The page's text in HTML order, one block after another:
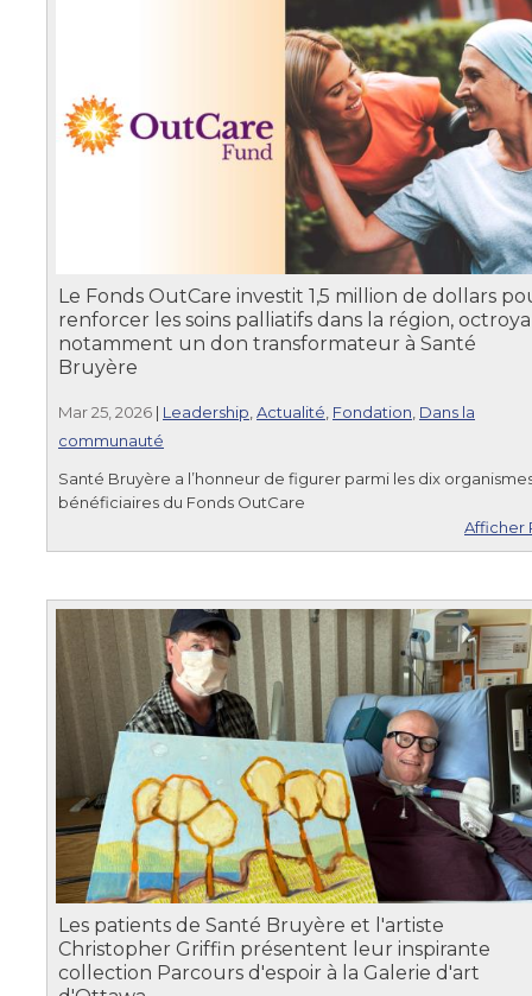
Le Fonds OutCare investit 1,5 million de dollars
renforcer les soins palliatifs dans la région,
notamment un don transformateur à Santé
Bruyère
Mar 25, 2026 | Leadership Actualité Fondation Dans la
communauté
Santé Bruyère a l’honneur de figurer parmi les dix
bénéficiaires du Fonds OutCare
Afficher
Les patients de Santé Bruyère et l'artiste
Christopher Griffin présentent leur inspirante
collection Parcours d'espoir à la Galerie d'art